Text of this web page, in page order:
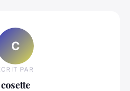
C
PAR
cosette